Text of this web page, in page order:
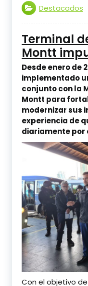
Destacados
Terminal
Montt
seguridad,
pasajeros
Desde enero de
implementado
conjunto con la
Montt para
modernizar sus
experiencia de
diariamente por
Con el objetivo